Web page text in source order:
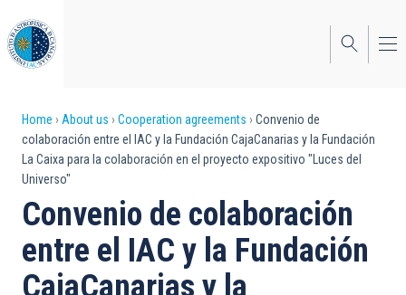
to
main
content
Breadcrumb
Home About us Cooperation agreements
Convenio de
colaboración entre el IAC y la Fundación CajaCanarias y la Fundación
La Caixa para la colaboración en el proyecto expositivo "Luces del
Universo"
Convenio de colaboración
entre el IAC y la Fundación
CajaCanarias y la